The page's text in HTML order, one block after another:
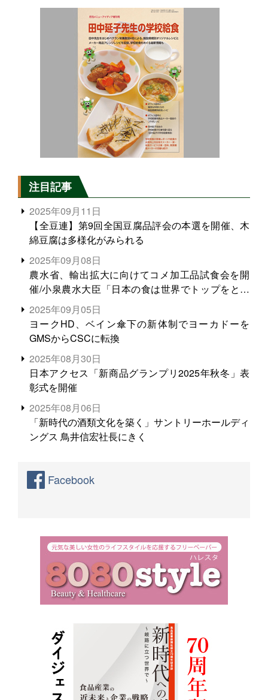
注目記事
2025年09月11日
【全豆連】第9回全国豆腐品評会の本選を開催、木
綿豆腐は多様化がみられる
2025年09月08日
農水省、輸出拡大に向けてコメ加工品試食会を開
催/小泉農水大臣「日本の食は世界でトップをとれ
る。米増産に向けて、米輸出需要の拡大を」
2025年09月05日
ヨークHD、ベイン傘下の新体制でヨーカドーを
GMSからCSCに転換
2025年08月30日
日本アクセス「新商品グランプリ2025年秋冬」表
彰式を開催
2025年08月06日
「新時代の酒類文化を築く」サントリーホールディ
ングス 鳥井信宏社長にきく
Facebook